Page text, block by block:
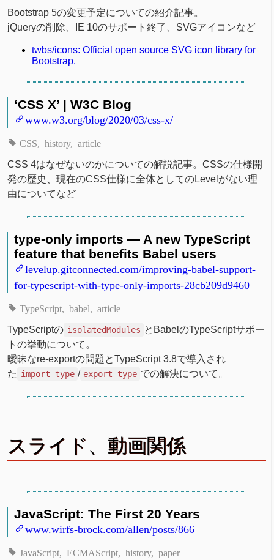
Bootstrap 5の変更予定についての紹介記事。
jQueryの削除、IE 10のサポート終了、SVGアイコンなど
twbs/icons: Official open source SVG icon library for
Bootstrap.
‘CSS X’ | W3C Blog
www.w3.org/blog/2020/03/css-x/
CSS history article
CSS 4はなぜないのかについての解説記事。CSSの仕様開
発の歴史、現在のCSS仕様に全体としてのLevelがない理
由についてなど
type-only imports — A new TypeScript
feature that benefits Babel users
levelup.gitconnected.com/improving-babel-support-
for-typescript-with-type-only-imports-28cb209d9460
TypeScript babel article
TypeScriptの isolatedModules とBabelのTypeScriptサポー
トの挙動について。
曖昧なre-exportの問題とTypeScript 3.8で導入され
た import type / export type での解決について。
スライド、動画関係
JavaScript: The First 20 Years
www.wirfs-brock.com/allen/posts/866
JavaScript ECMAScript history paper